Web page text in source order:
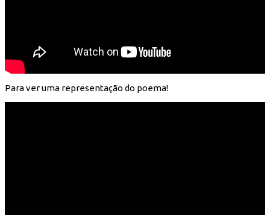
Para ver uma representação do poema!